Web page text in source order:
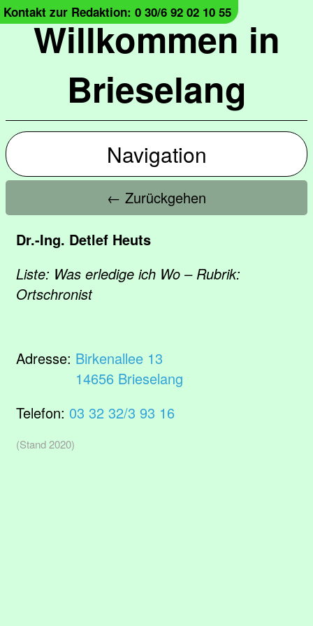
Willkommen in
Brieselang
Kontakt zur Redaktion: 0 30/6 92 02 10 55
Navigation
← Zurückgehen
Dr.-Ing. Detlef Heuts
Liste: Was erledige ich Wo – Rubrik:
Ortschronist
Adresse: Birkenallee 13
14656 Brieselang
Telefon: 03 32 32/3 93 16
(Stand 2020)